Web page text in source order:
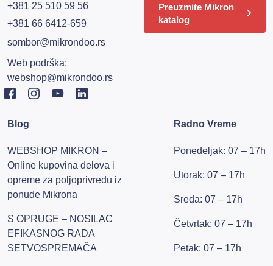
+381 25 510 59 56
+381 66 6412-659
sombor@mikrondoo.rs
Web podrška:
webshop@mikrondoo.rs
Preuzmite Mikron
katalog
Blog
WEBSHOP MIKRON –
Online kupovina delova i
opreme za poljoprivredu iz
ponude Mikrona
S OPRUGE – NOSILAC
EFIKASNOG RADA
SETVOSPREMAČA
Radno Vreme
Ponedeljak: 07 – 17h
Utorak: 07 – 17h
Sreda: 07 – 17h
Četvrtak: 07 – 17h
Petak: 07 – 17h